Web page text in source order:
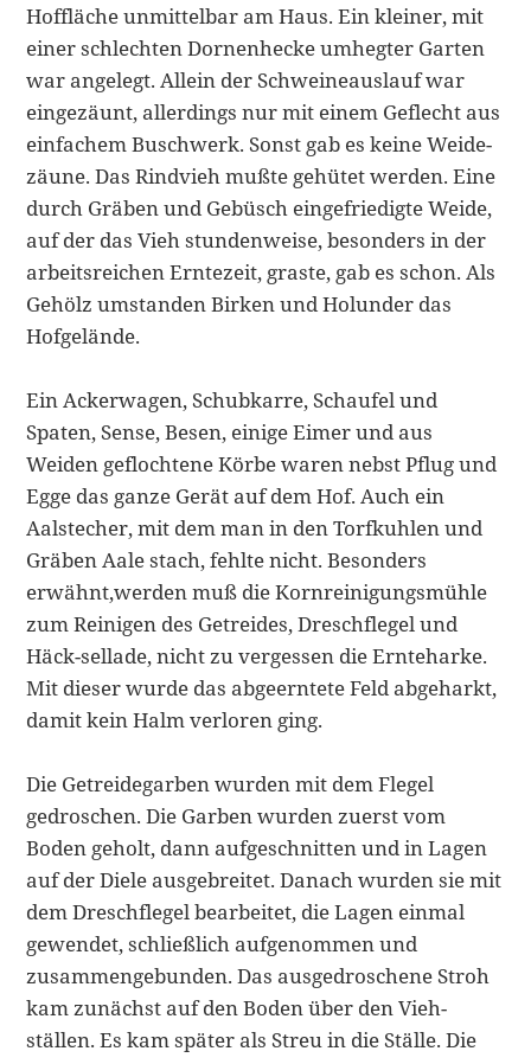
Hoffläche unmittel­bar am Haus. Ein kleiner, mit
einer schlechten Dornenhecke umhegter Gar­ten
war angelegt. Allein der Schweineauslauf war
eingezäunt, allerdings nur mit einem Geflecht aus
einfachem Buschwerk. Sonst gab es keine Weide-
zäune. Das Rindvieh mußte gehütet werden. Eine
durch Gräben und Ge­büsch eingefriedigte Weide,
auf der das Vieh stundenweise, besonders in der
arbeitsreichen Erntezeit, graste, gab es schon. Als
Gehölz umstanden Birken und Holunder das
Hofgelände.
Ein Ackerwagen, Schubkarre, Schaufel und
Spaten, Sense, Besen, einige Ei­mer und aus
Weiden geflochtene Körbe waren nebst Pflug und
Egge das ganze Gerät auf dem Hof. Auch ein
Aalstecher, mit dem man in den Torfkuh­len und
Gräben Aale stach, fehlte nicht. Besonders
erwähnt,werden muß die Kornreinigungsmühle
zum Reinigen des Getreides, Dreschflegel und
Häck-sellade, nicht zu vergessen die Ernteharke.
Mit dieser wurde das abgeerntete Feld abgeharkt,
damit kein Halm verloren ging.
Die Getreidegarben wurden mit dem Flegel
gedroschen. Die Garben wur­den zuerst vom
Boden geholt, dann aufgeschnitten und in Lagen
auf der Diele ausgebreitet. Danach wurden sie mit
dem Dreschflegel bearbeitet, die Lagen einmal
gewendet, schließlich aufgenommen und
zusammengebun­den. Das ausgedroschene Stroh
kam zunächst auf den Boden über den Vieh­
ställen. Es kam später als Streu in die Ställe. Die